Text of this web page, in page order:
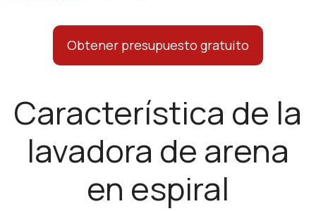
Obtener presupuesto gratuito
Característica de la
lavadora de arena
en espiral